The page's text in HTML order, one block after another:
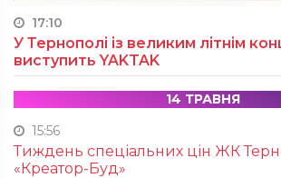
17:10
У Тернополі із великим літнім
виступить YAKTAK
14 ТРАВНЯ
15:56
Тиждень спеціальних цін ЖК
«Креатор-Буд»